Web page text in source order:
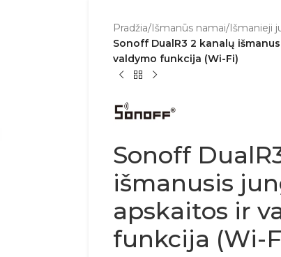
Pradžia/Išmanūs namai/Išmanieji
Sonoff DualR3 2 kanalų
valdymo funkcija (Wi-Fi)
Sonoff
išmanusis
apskaitos ir
funkcija (Wi-